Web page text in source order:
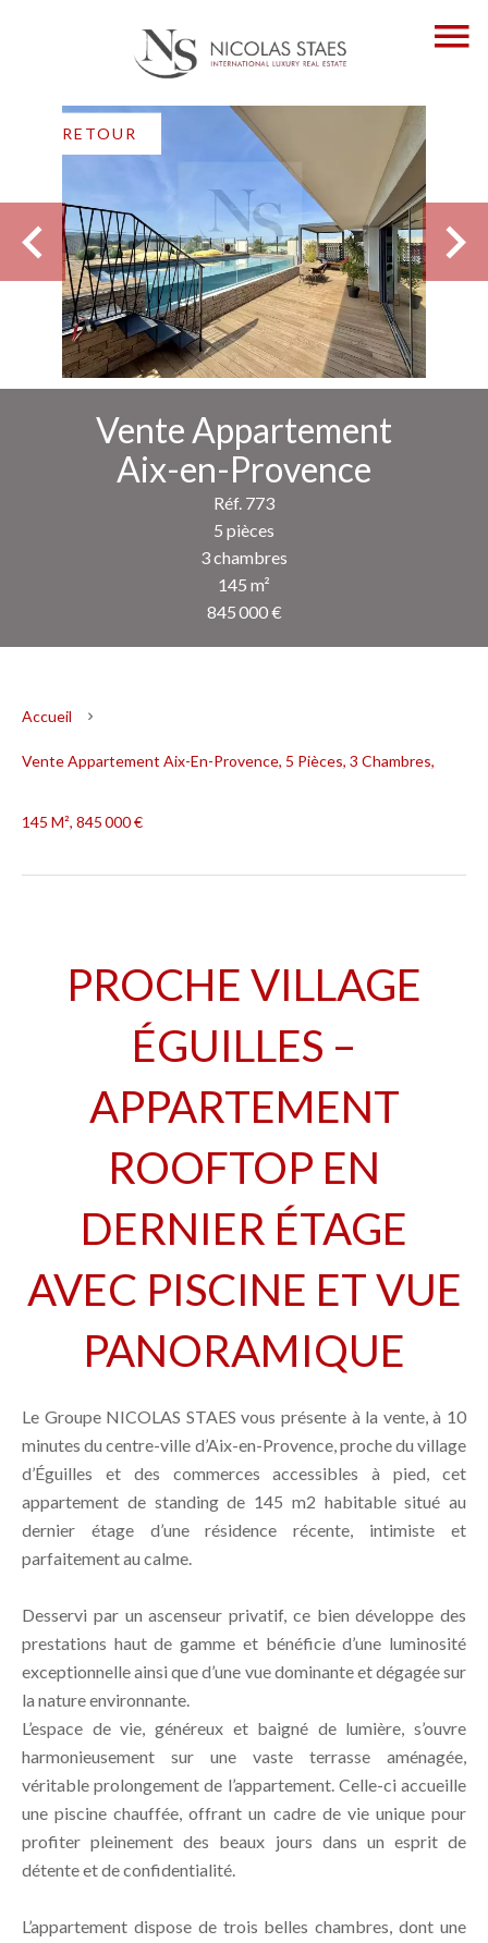
Vente Appartement
Aix-en-Provence
Réf. 773
5 pièces
3 chambres
145 m²
845 000 €
RETOUR
Accueil
Vente Appartement Aix-En-Provence, 5 Pièces, 3 Chambres,
145 M², 845 000 €
PROCHE VILLAGE
ÉGUILLES –
APPARTEMENT
ROOFTOP EN
DERNIER ÉTAGE
AVEC PISCINE ET VUE
PANORAMIQUE
Le Groupe NICOLAS STAES vous présente à la vente, à 10
minutes du centre-ville d’Aix-en-Provence, proche du village
d’Éguilles et des commerces accessibles à pied, cet
appartement de standing de 145 m2 habitable situé au
dernier étage d’une résidence récente, intimiste et
parfaitement au calme.
Desservi par un ascenseur privatif, ce bien développe des
prestations haut de gamme et bénéficie d’une luminosité
exceptionnelle ainsi que d’une vue dominante et dégagée sur
la nature environnante.
L’espace de vie, généreux et baigné de lumière, s’ouvre
harmonieusement sur une vaste terrasse aménagée,
véritable prolongement de l’appartement. Celle-ci accueille
une piscine chauffée, offrant un cadre de vie unique pour
profiter pleinement des beaux jours dans un esprit de
détente et de confidentialité.
L’appartement dispose de trois belles chambres, dont une